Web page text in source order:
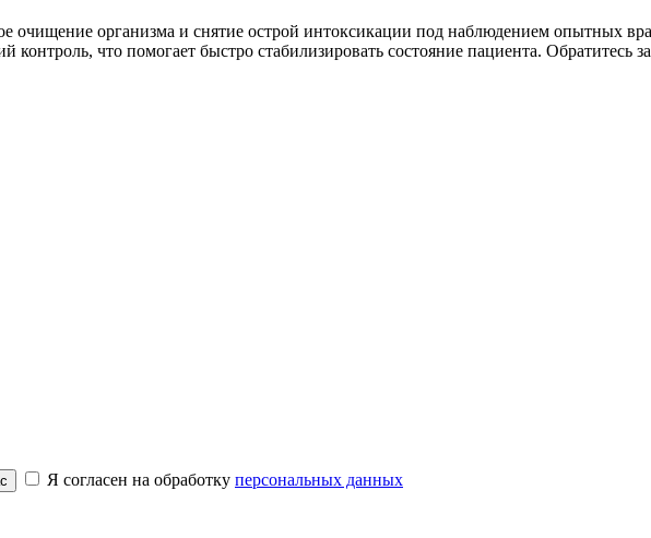
очищение организма и снятие острой интоксикации под наблюдением опытных
контроль, что помогает быстро стабилизировать состояние пациента.
Я согласен на обработку персональных данных